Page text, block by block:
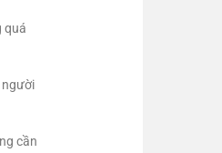
quá
người
cần